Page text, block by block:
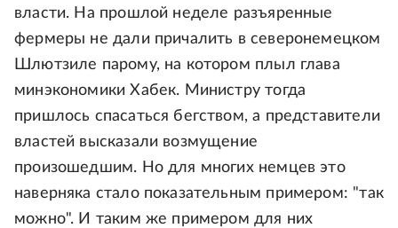
власти. На прошлой неделе разъяренные
фермеры не дали причалить в северонемецком
Шлютзиле парому, на котором плыл глава
минэкономики Хабек. Министру тогда
пришлось спасаться бегством, а представители
властей высказали возмущение
произошедшим. Но для многих немцев это
наверняка стало показательным примером: "так
можно". И таким же примером для них